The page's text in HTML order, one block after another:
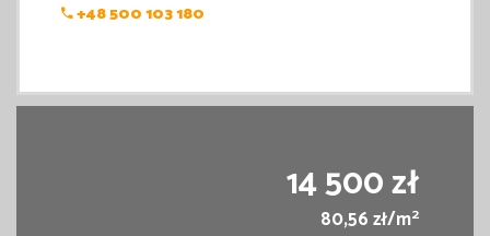
+48 500 103 180
14 500 zł
80,56 zł/m2